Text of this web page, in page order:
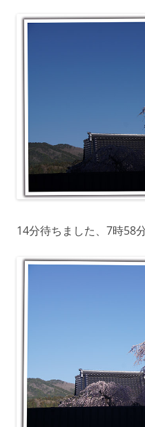
14分待ちました、7時58分